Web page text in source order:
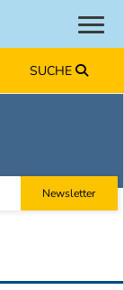
SUCHE
Newsletter